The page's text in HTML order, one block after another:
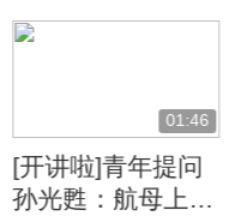
01:46
[开讲啦]青年提问
孙光甦：航母上